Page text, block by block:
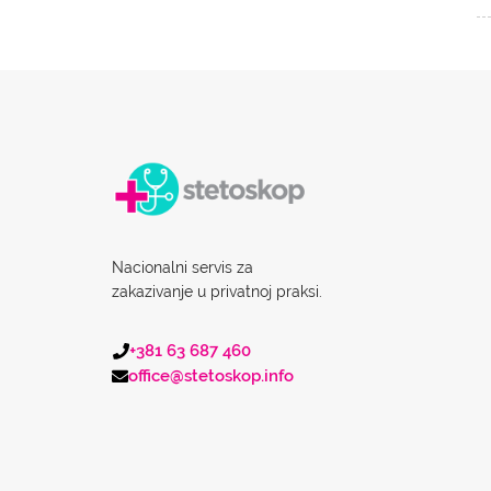
Nacionalni servis za
zakazivanje u privatnoj praksi.
+381 63 687 460
office@stetoskop.info